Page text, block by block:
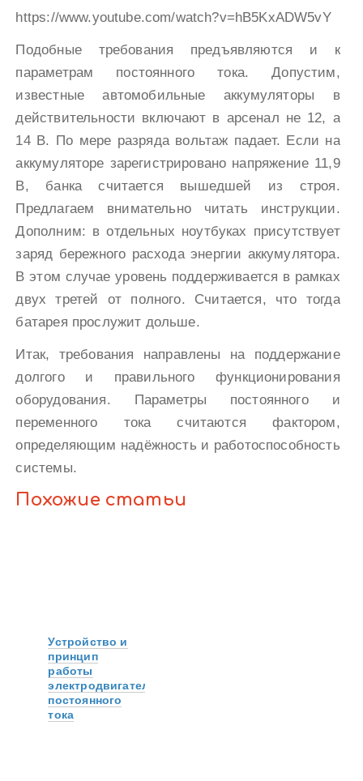
https://www.youtube.com/watch?v=hB5KxADW5vY
Подобные требования предъявляются и к
параметрам постоянного тока. Допустим,
известные автомобильные аккумуляторы в
действительности включают в арсенал не 12, а
14 В. По мере разряда вольтаж падает. Если на
аккумуляторе зарегистрировано напряжение 11,9
В, банка считается вышедшей из строя.
Предлагаем внимательно читать инструкции.
Дополним: в отдельных ноутбуках присутствует
заряд бережного расхода энергии аккумулятора.
В этом случае уровень поддерживается в рамках
двух третей от полного. Считается, что тогда
батарея прослужит дольше.
Итак, требования направлены на поддержание
долгого и правильного функционирования
оборудования. Параметры постоянного и
переменного тока считаются фактором,
определяющим надёжность и работоспособность
системы.
Похожие статьи
Устройство и
принцип
работы
электродвигателя
постоянного
тока